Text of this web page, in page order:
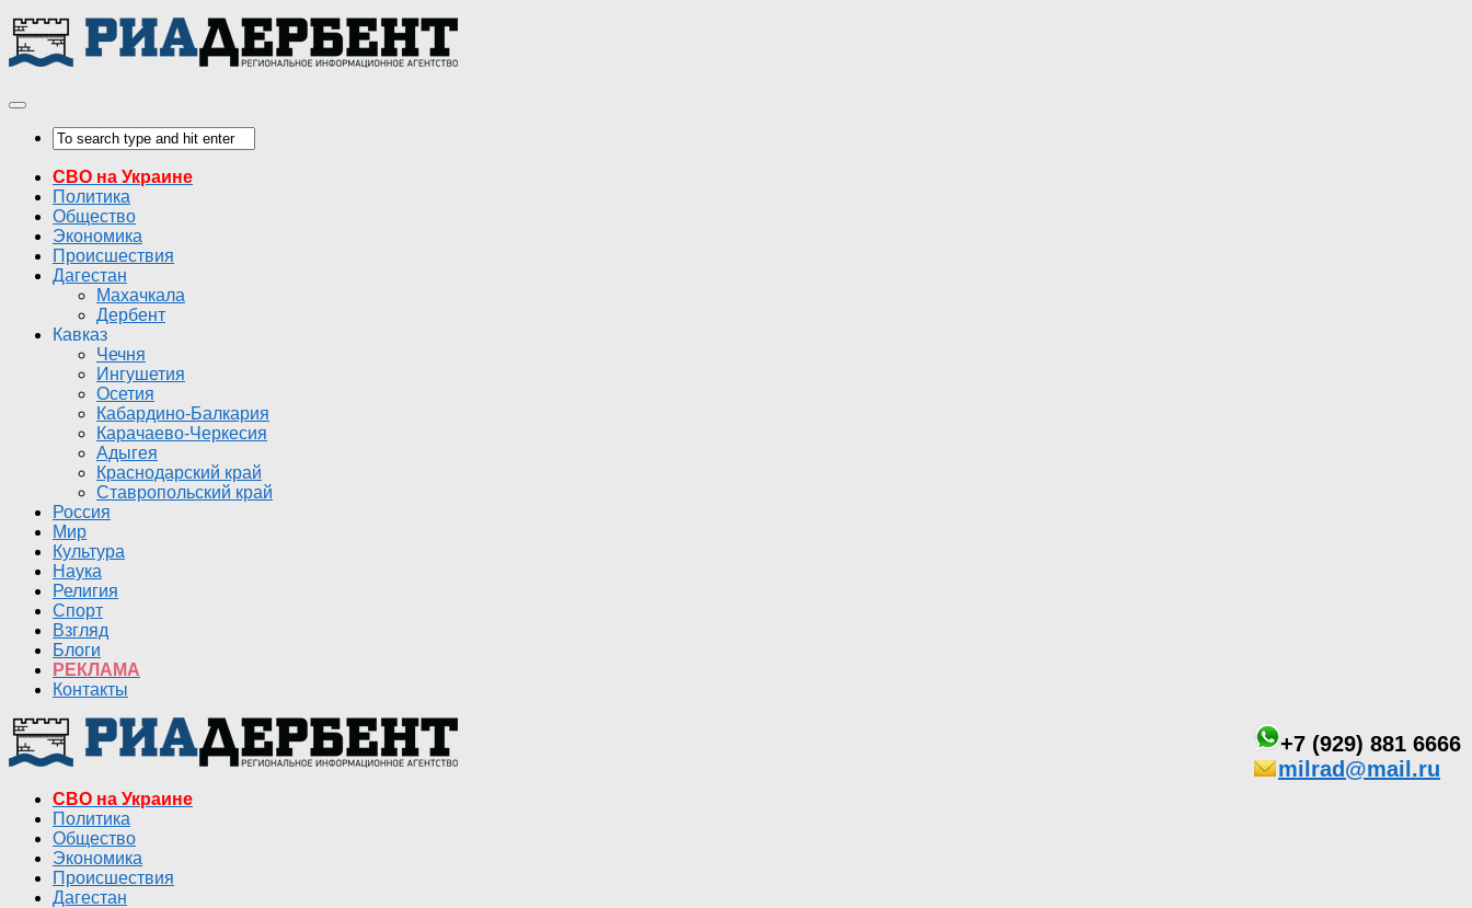
СВО на Украине
Политика
Общество
Экономика
Происшествия
Дагестан
Махачкала
Дербент
Кавказ
Чечня
Ингушетия
Осетия
Кабардино-Балкария
Карачаево-Черкесия
Адыгея
Краснодарский край
Ставропольский край
Россия
Мир
Культура
Наука
Религия
Спорт
Взгляд
Блоги
РЕКЛАМА
Контакты
+7 (929) 881 6666
milrad@mail.ru
СВО на Украине
Политика
Общество
Экономика
Происшествия
Дагестан